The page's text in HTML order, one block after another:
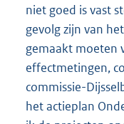
niet goed is vast
gevolg zijn van
gemaakt moeten
effectmetingen,
commissie-
het actieplan